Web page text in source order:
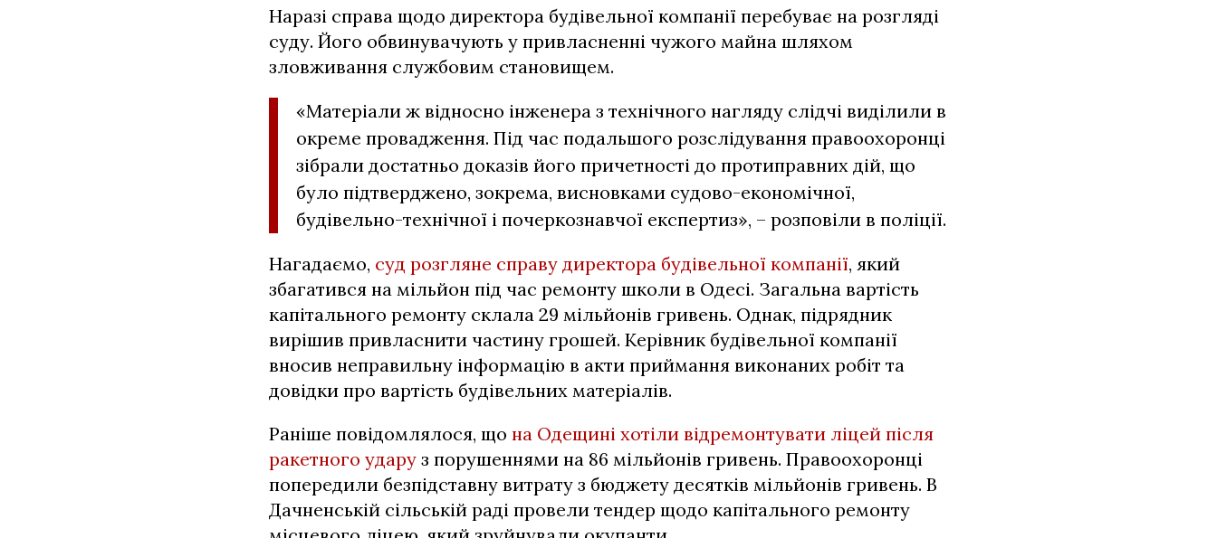
Наразі справа щодо директора будівельної компанії перебуває на розгляді
суду. Його обвинувачують у привласненні чужого майна шляхом
зловживання службовим становищем.
«Матеріали ж відносно інженера з технічного нагляду слідчі виділили в
окреме провадження. Під час подальшого розслідування правоохоронці
зібрали достатньо доказів його причетності до протиправних дій, що
було підтверджено, зокрема, висновками судово-економічної,
будівельно-технічної і почеркознавчої експертиз», – розповіли в поліції.
Нагадаємо, суд розгляне справу директора будівельної компанії, який
збагатився на мільйон під час ремонту школи в Одесі. Загальна вартість
капітального ремонту склала 29 мільйонів гривень. Однак, підрядник
вирішив привласнити частину грошей. Керівник будівельної компанії
вносив неправильну інформацію в акти приймання виконаних робіт та
довідки про вартість будівельних матеріалів.
Раніше повідомлялося, що на Одещині хотіли відремонтувати ліцей після
ракетного удару з порушеннями на 86 мільйонів гривень. Правоохоронці
попередили безпідставну витрату з бюджету десятків мільйонів гривень. В
Дачненській сільській раді провели тендер щодо капітального ремонту